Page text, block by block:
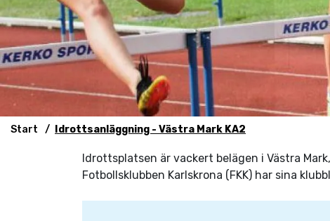
Start Idrottsanläggning - Västra Mark KA2
Idrottsplatsen är vackert belägen i Västra
Fotbollsklubben Karlskrona (FKK) har sina